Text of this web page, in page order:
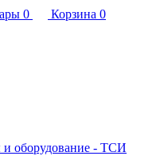
0 Корзина 0